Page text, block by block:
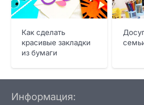
Как сделать
красивые закладки
из бумаги
Информация: